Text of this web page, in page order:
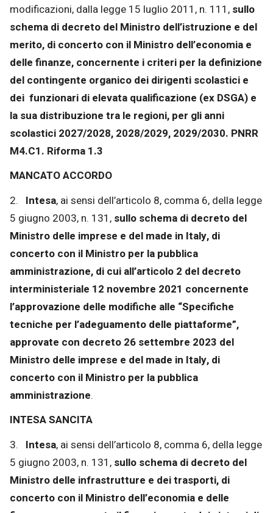
modificazioni, dalla legge 15 luglio 2011, n. 111, sullo
schema di decreto del Ministro dell’istruzione e del
merito, di concerto con il Ministro dell’economia e
delle finanze, concernente i criteri per la definizione
del contingente organico dei dirigenti scolastici e
dei funzionari di elevata qualificazione (ex DSGA) e
la sua distribuzione tra le regioni, per gli anni
scolastici 2027/2028, 2028/2029, 2029/2030. PNRR
M4.C1. Riforma 1.3
MANCATO ACCORDO
2. Intesa, ai sensi dell’articolo 8, comma 6, della legge
5 giugno 2003, n. 131, sullo schema di decreto del
Ministro delle imprese e del made in Italy, di
concerto con il Ministro per la pubblica
amministrazione, di cui all’articolo 2 del decreto
interministeriale 12 novembre 2021 concernente
l’approvazione delle modifiche alle “Specifiche
tecniche per l’adeguamento delle piattaforme”,
approvate con decreto 26 settembre 2023 del
Ministro delle imprese e del made in Italy, di
concerto con il Ministro per la pubblica
amministrazione.
INTESA SANCITA
3. Intesa, ai sensi dell’articolo 8, comma 6, della legge
5 giugno 2003, n. 131, sullo schema di decreto del
Ministro delle infrastrutture e dei trasporti, di
concerto con il Ministro dell’economia e delle